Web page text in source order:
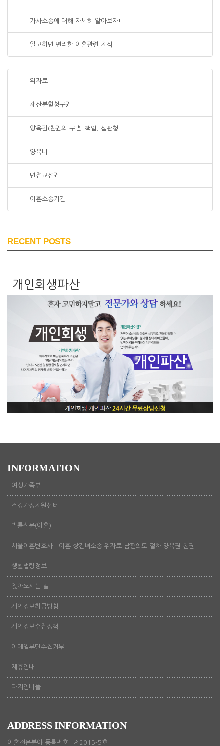
가사소송에 대해 자세히 알아보자!
알고하면 편리한 이혼관련 지식
위자료
재산분할청구권
양육권(친권의 구별, 책임, 심판청..
양육비
면접교섭권
이혼소송기간
RECENT POSTS
개인회생파산
INFORMATION
여성가족부
건강가정지원센터
법률신문(이혼)
서울이혼변호사 - 이혼 상간녀소송 위자료 남편외도 절차 양육권 친권
생활법령정보
찾아오시는 길
개인정보취급방침
개인정보수집정책
이메일무단수집거부
제휴안내
다지안비플
ADDRESS INFORMATION
이혼전문분야 등록번호 : 제2015-5호